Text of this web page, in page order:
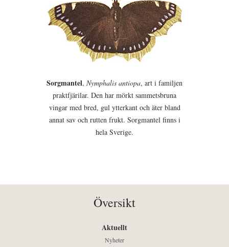
Sorgmantel, Nymphalis antiopa, art i familjen
praktfjärilar. Den har mörkt sammetsbruna
vingar med bred, gul ytterkant och äter bland
annat sav och rutten frukt. Sorgmantel finns i
hela Sverige.
Översikt
Aktuellt
Nyheter